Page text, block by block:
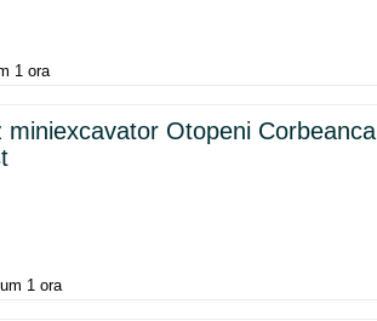
1 ora
miniexcavator Otopeni Corbeanca
1 ora